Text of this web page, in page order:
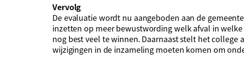
Vervolg
De evaluatie wordt nu aangeboden aan de
inzetten op meer bewustwording welk afval in
nog best veel te winnen. Daarnaast stelt het college
wijzigingen in de inzameling moeten komen om